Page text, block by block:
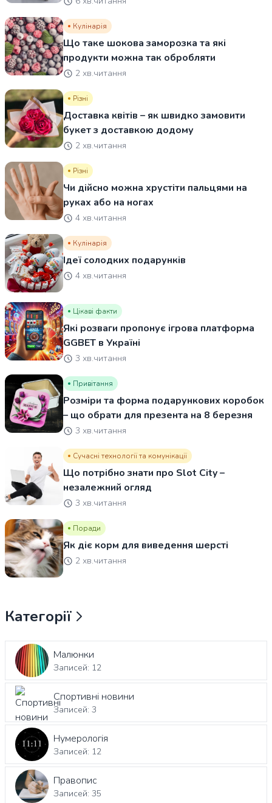
Кулінарія
Що таке шокова заморозка та які
продукти можна так обробляти
2 хв.читання
Різні
Доставка квітів – як швидко замовити
букет з доставкою додому
2 хв.читання
Різні
Чи дійсно можна хрустіти пальцями на
руках або на ногах
4 хв.читання
Кулінарія
Ідеї солодких подарунків
4 хв.читання
Цікаві факти
Які розваги пропонує ігрова платформа
GGBET в Україні
3 хв.читання
Привітання
Розміри та форма подарункових коробок
– що обрати для презента на 8 березня
3 хв.читання
Сучасні технології та комунікації
Що потрібно знати про Slot City –
незалежний огляд
3 хв.читання
Поради
Як діє корм для виведення шерсті
2 хв.читання
Категорії
Малюнки
Записей: 12
Спортивні новини
Записей: 3
Нумерологія
Записей: 12
Правопис
Записей: 35